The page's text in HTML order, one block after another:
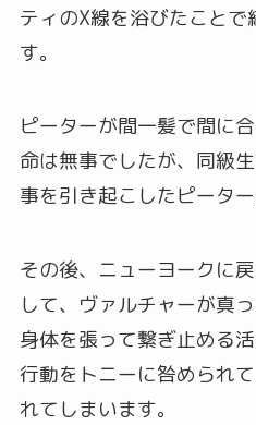
ティのX線を浴びたこと
す。
ピーターが間一髪で間に
命は無事でしたが、同級
事を引き起こしたピーター
その後、ニューヨークに
して、ヴァルチャーが真
身体を張って繋ぎ止める
行動をトニーに咎められ
れてしまいます。